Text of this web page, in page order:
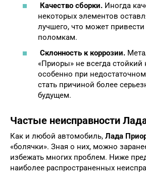
Качество сборки. Иногда
некоторых элементов
лучшего, что может
поломкам.
Склонность к коррозии.
«Приоры» не всегда стойкий
особенно при
стать причиной более
будущем.
Частые неисправности
Как и любой автомобиль, Лада
«болячки». Зная о них, можно
избежать многих проблем. Ниже
наиболее распространенных